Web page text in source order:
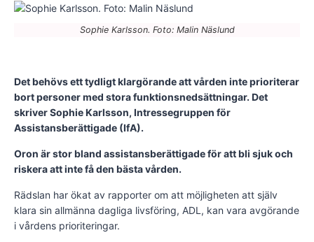
Sophie Karlsson. Foto: Malin Näslund
Det behövs ett tydligt klargörande att vården inte prioriterar
bort personer med stora funktionsnedsättningar. Det
skriver Sophie Karlsson, Intressegruppen för
Assistansberättigade (IfA).
Oron är stor bland assistansberättigade för att bli sjuk och
riskera att inte få den bästa vården.
Rädslan har ökat av rapporter om att möjligheten att själv
klara sin allmänna dagliga livsföring, ADL, kan vara avgörande
i vårdens prioriteringar.